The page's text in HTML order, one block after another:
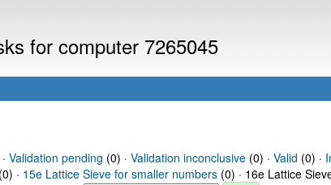
for computer 7265045
Validation pending (0) · Validation inconclusive(0) · Valid (0) ·
(0) · 15e Lattice Sieve for smaller numbers (0) · 16e Lattice